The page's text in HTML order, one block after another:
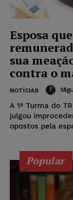
Esposa
sua
contra o
NOTÍCIAS
A 1ª Turma do
julgou
opostos pela
Popular